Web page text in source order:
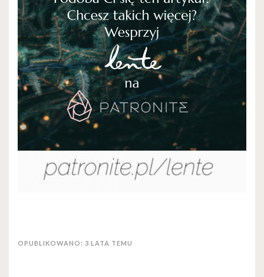
OPUBLIKOWANO: 3 LATA TEMU